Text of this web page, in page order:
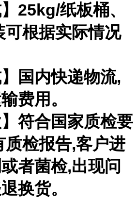
25kg/纸板桶、
可根据实际情况
】国内快递物流,
费用。
】符合国家质检要
质检报告,客户进
者菌检,出现问
换货。